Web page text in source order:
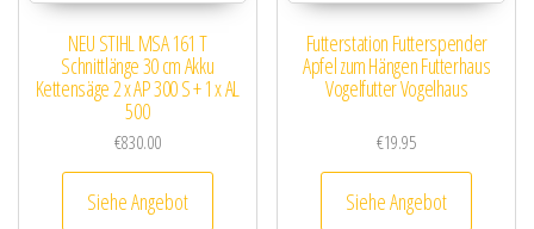
NEU STIHL MSA 161 T
Schnittlänge 30 cm Akku
Kettensäge 2 x AP 300 S + 1 x AL
500
€830.00
Siehe Angebot
Futterstation Futterspender
Apfel zum Hängen Futterhaus
Vogelfutter Vogelhaus
€19.95
Siehe Angebot